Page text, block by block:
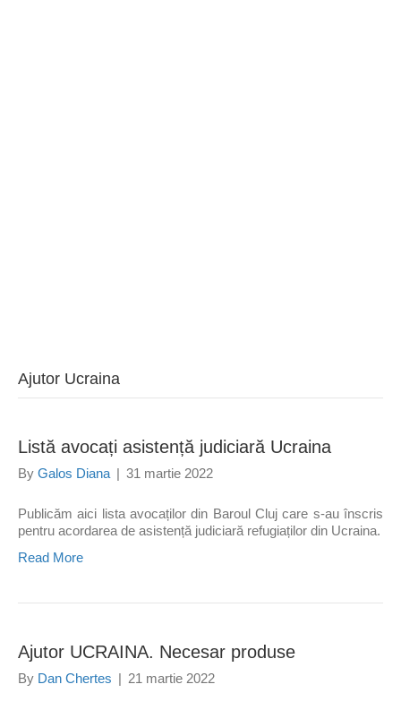
Ajutor Ucraina
Listă avocați asistență judiciară Ucraina
By Galos Diana | 31 martie 2022
Publicăm aici lista avocaților din Baroul Cluj care s-au înscris
pentru acordarea de asistență judiciară refugiaților din Ucraina.
Read More
Ajutor UCRAINA. Necesar produse
By Dan Chertes | 21 martie 2022